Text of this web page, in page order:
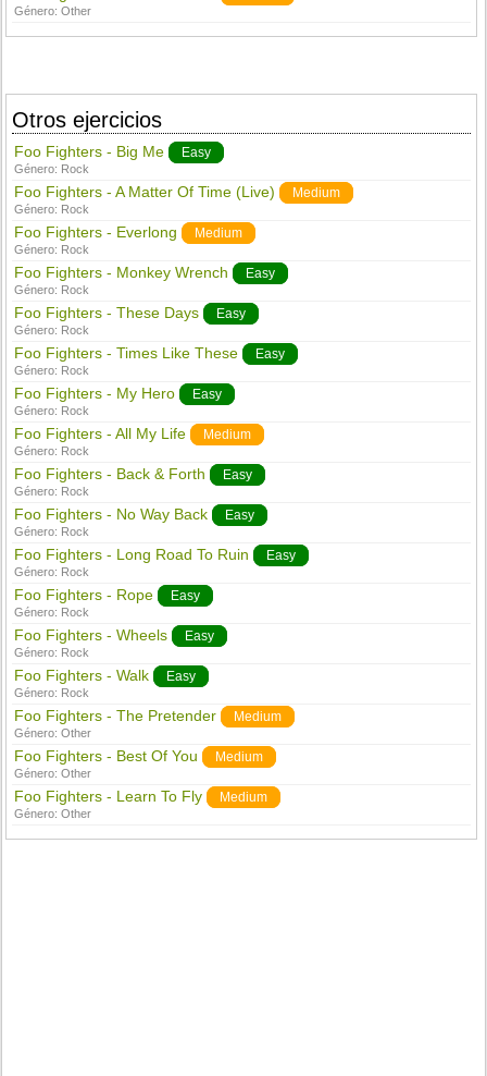
Género:Other
Otros ejercicios
Foo Fighters - Big Me Easy
Género: Rock
Foo Fighters - A Matter Of Time (Live) Medium
Género: Rock
Foo Fighters - Everlong Medium
Género: Rock
Foo Fighters - Monkey Wrench Easy
Género: Rock
Foo Fighters - These Days Easy
Género: Rock
Foo Fighters - Times Like These Easy
Género: Rock
Foo Fighters - My Hero Easy
Género: Rock
Foo Fighters - All My Life Medium
Género: Rock
Foo Fighters - Back & Forth Easy
Género: Rock
Foo Fighters - No Way Back Easy
Género: Rock
Foo Fighters - Long Road To Ruin Easy
Género: Rock
Foo Fighters - Rope Easy
Género: Rock
Foo Fighters - Wheels Easy
Género: Rock
Foo Fighters - Walk Easy
Género: Rock
Foo Fighters - The Pretender Medium
Género:Other
Foo Fighters - Best Of You Medium
Género:Other
Foo Fighters - Learn To Fly Medium
Género:Other